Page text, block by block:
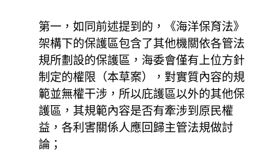
第一，如同前述提到的，《海洋保育法》
架構下的保護區包含了其他機關依各管法
規所劃設的保護區，海委會僅有上位方針
制定的權限（本草案），對實質內容的規
範並無權干涉，所以庇護區以外的其他保
護區，其規範內容是否有牽涉到原民權
益，各利害關係人應回歸主管法規做討
論；